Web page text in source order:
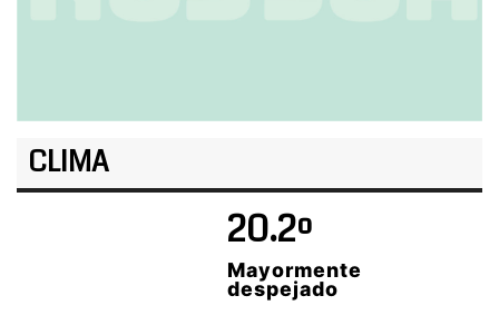
CLIMA
20.2º
Mayormente
despejado